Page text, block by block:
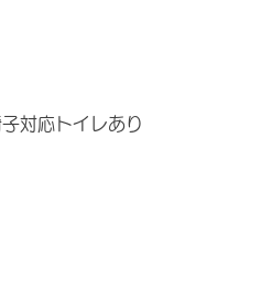
対応トイレあり